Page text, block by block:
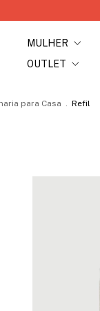
MULHER
OUTLET
para Casa . Refil